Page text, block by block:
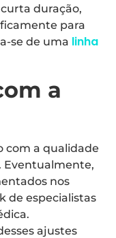
duração,
para
se de uma linha
a
com a qualidade
Eventualmente,
nos
de especialistas
ajustes